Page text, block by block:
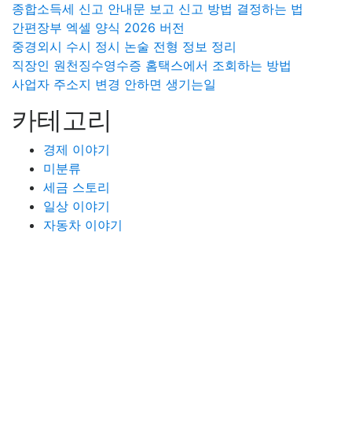
종합소득세 신고 안내문 보고 신고 방법 결정하는 법
간편장부 엑셀 양식 2026 버전
중경외시 수시 정시 논술 전형 정보 정리
직장인 원천징수영수증 홈택스에서 조회하는 방법
사업자 주소지 변경 안하면 생기는일
카테고리
경제 이야기
미분류
세금 스토리
일상 이야기
자동차 이야기